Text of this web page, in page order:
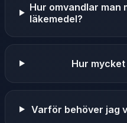
Hur omvandlar man
läkemedel?
Hur mycket
Varför behöver jag